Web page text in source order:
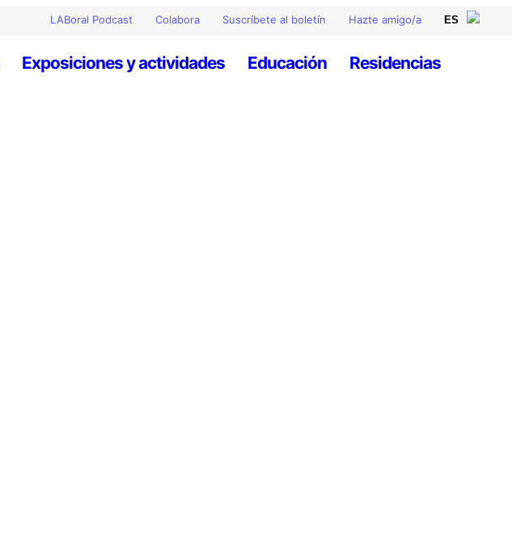
LABoral Podcast Colabora Suscríbete al boletín Hazte amigo/a
Exposiciones y actividades Educación Residencias